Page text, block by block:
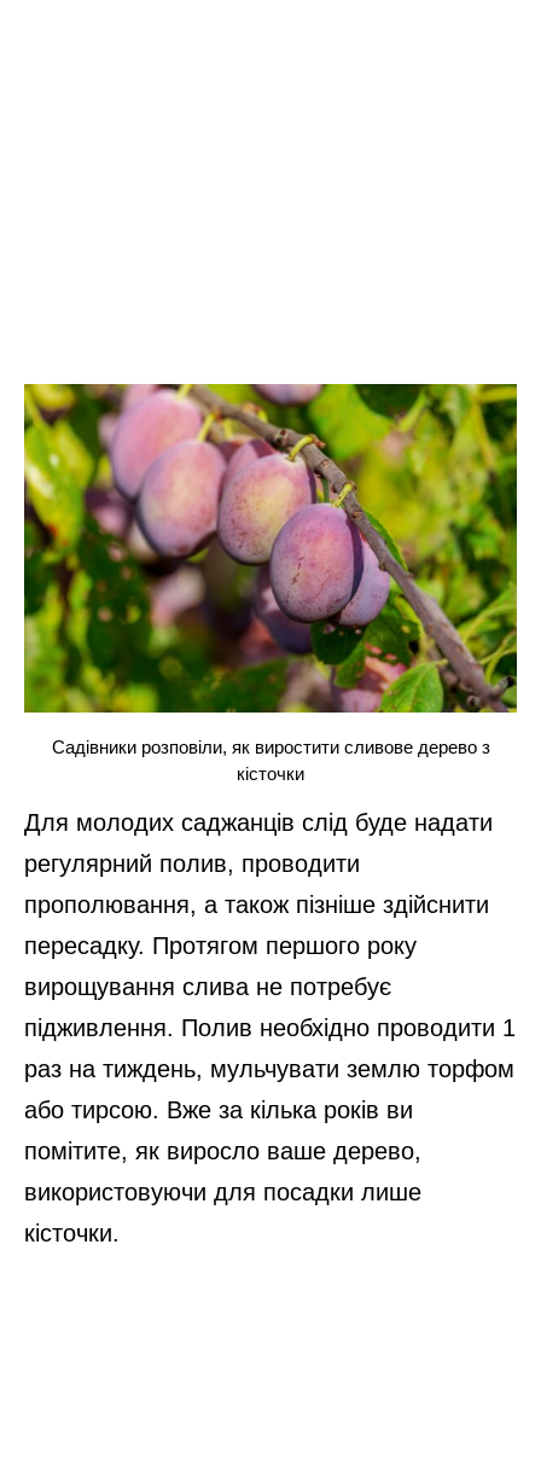
Садівники розповіли, як виростити сливове дерево з
кісточки
Для молодих саджанців слід буде надати
регулярний полив, проводити
прополювання, а також пізніше здійснити
пересадку. Протягом першого року
вирощування слива не потребує
підживлення. Полив необхідно проводити 1
раз на тиждень, мульчувати землю торфом
або тирсою. Вже за кілька років ви
помітите, як виросло ваше дерево,
використовуючи для посадки лише
кісточки.